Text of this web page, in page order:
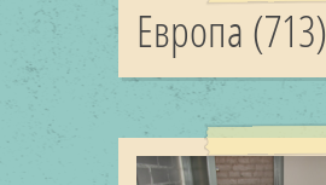
Европа (713)